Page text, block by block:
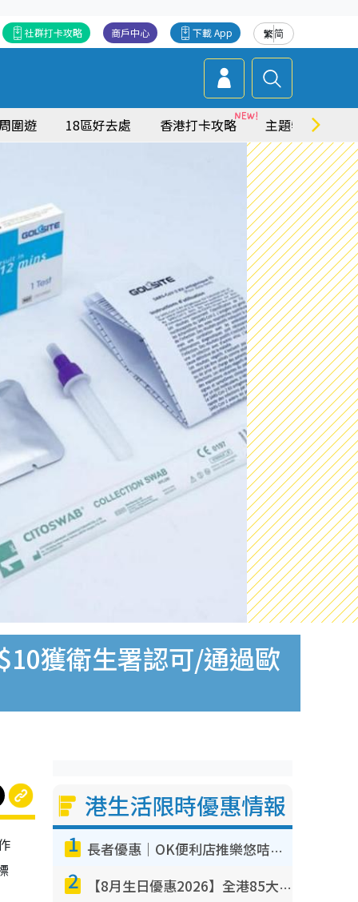
繁简
下載 App
商戶中心
社群打卡攻略
圍遊 18區好去處 香港打卡攻略 主題特集
獲衛生署認可/通過歐
港生活限時優惠情報
1 長者優惠｜OK便利店推樂悠咭優惠！買麵包/牛奶/保健品拍卡即減
2 【8月生日優惠2026】全港85大食買玩著數攻略 自助餐/火鍋放題同行免費＋誠品/DONKI送現金券